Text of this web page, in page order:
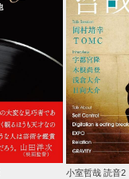
小室哲哉 読音2